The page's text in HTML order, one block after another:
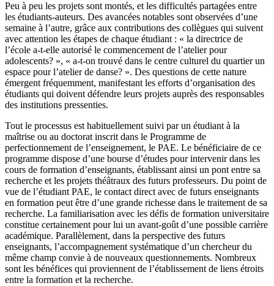
Peu à peu les projets sont montés, et les difficultés partagées entre
les étudiants-auteurs. Des avancées notables sont observées d’une
semaine à l’autre, grâce aux contributions des collègues qui suivent
avec attention les étapes de chaque étudiant : « la directrice de
l’école a-t-elle autorisé le commencement de l’atelier pour
adolescents? », « a-t-on trouvé dans le centre culturel du quartier un
espace pour l’atelier de danse? ». Des questions de cette nature
émergent fréquemment, manifestant les efforts d’organisation des
étudiants qui doivent défendre leurs projets auprès des responsables
des institutions pressenties.
Tout le processus est habituellement suivi par un étudiant à la
maîtrise ou au doctorat inscrit dans le Programme de
perfectionnement de l’enseignement, le PAE. Le bénéficiaire de ce
programme dispose d’une bourse d’études pour intervenir dans les
cours de formation d’enseignants, établissant ainsi un pont entre sa
recherche et les projets théâtraux des futurs professeurs. Du point de
vue de l’étudiant PAE, le contact direct avec de futurs enseignants
en formation peut être d’une grande richesse dans le traitement de sa
recherche. La familiarisation avec les défis de formation universitaire
constitue certainement pour lui un avant-goût d’une possible carrière
académique. Parallèlement, dans la perspective des futurs
enseignants, l’accompagnement systématique d’un chercheur du
même champ convie à de nouveaux questionnements. Nombreux
sont les bénéfices qui proviennent de l’établissement de liens étroits
entre la formation et la recherche.